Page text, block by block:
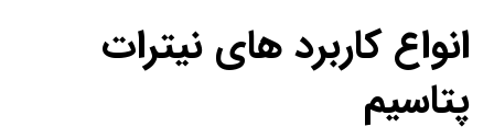
انواع کاربرد های نیترات
پتاسیم